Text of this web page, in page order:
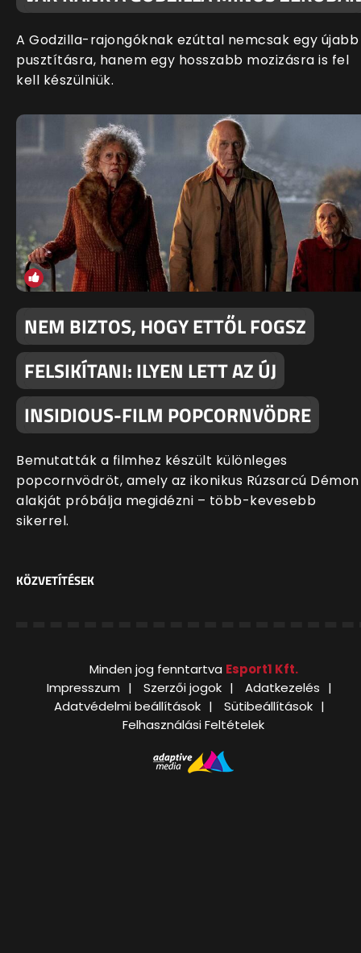
A Godzilla-rajongóknak ezúttal nemcsak egy újabb
pusztításra, hanem egy hosszabb mozizásra is fel
kell készülniük.
NEM BIZTOS, HOGY ETTŐL FOGSZ
FELSIKÍTANI: ILYEN LETT AZ ÚJ
INSIDIOUS-FILM POPCORNVÖDRE
Bemutatták a filmhez készült különleges
popcornvödröt, amely az ikonikus Rúzsarcú Démon
alakját próbálja megidézni – több-kevesebb
sikerrel.
KÖZVETÍTÉSEK
Minden jog fenntartva Esport1 Kft.
Impresszum
Szerzői jogok
Adatkezelés
Adatvédelmi beállítások
Sütibeállítások
Felhasználási Feltételek